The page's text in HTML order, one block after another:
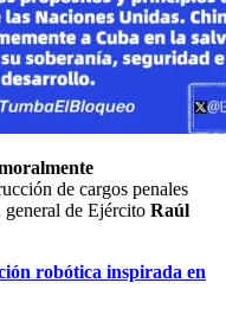
de cargos penales
de Ejército Raúl
robótica inspirada en